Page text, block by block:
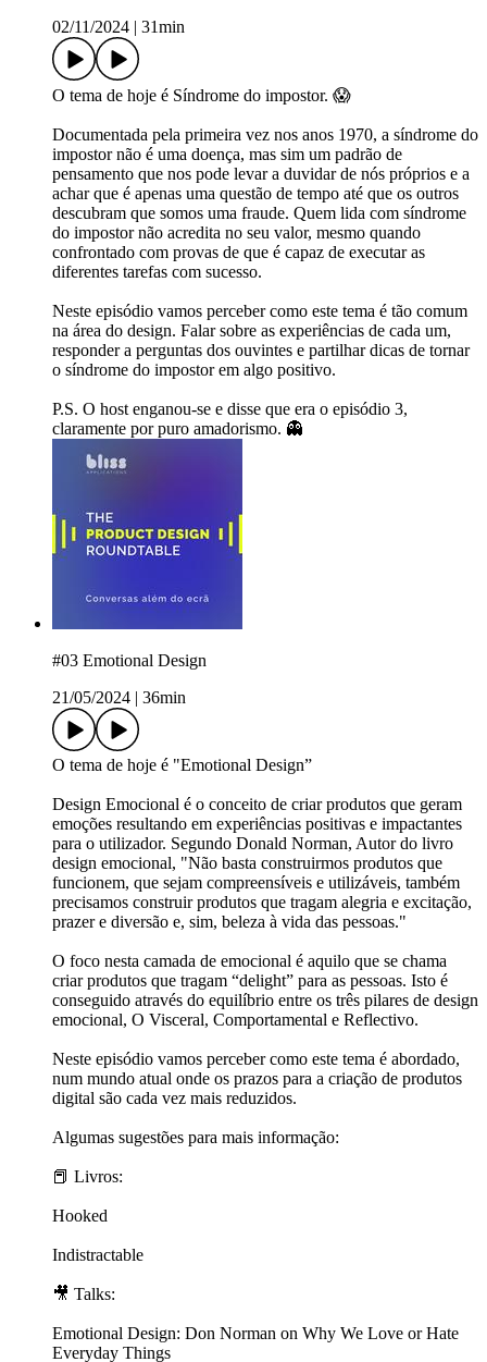
02/11/2024
31min
O tema de hoje é Síndrome do impostor. 😱
Documentada pela primeira vez nos anos 1970, a síndrome do
impostor não é uma doença, mas sim um padrão de
pensamento que nos pode levar a duvidar de nós próprios e a
achar que é apenas uma questão de tempo até que os outros
descubram que somos uma fraude. Quem lida com síndrome
do impostor não acredita no seu valor, mesmo quando
confrontado com provas de que é capaz de executar as
diferentes tarefas com sucesso.
Neste episódio vamos perceber como este tema é tão comum
na área do design. Falar sobre as experiências de cada um,
responder a perguntas dos ouvintes e partilhar dicas de tornar
o síndrome do impostor em algo positivo.
P.S. O host enganou-se e disse que era o episódio 3,
claramente por puro amadorismo. 👻
#03 Emotional Design
21/05/2024
36min
O tema de hoje é "Emotional Design”
Design Emocional é o conceito de criar produtos que geram
emoções resultando em experiências positivas e impactantes
para o utilizador. Segundo Donald Norman, Autor do livro
design emocional, "Não basta construirmos produtos que
funcionem, que sejam compreensíveis e utilizáveis, também
precisamos construir produtos que tragam alegria e excitação,
prazer e diversão e, sim, beleza à vida das pessoas."
O foco nesta camada de emocional é aquilo que se chama
criar produtos que tragam “delight” para as pessoas. Isto é
conseguido através do equilíbrio entre os três pilares de design
emocional, O Visceral, Comportamental e Reflectivo.
Neste episódio vamos perceber como este tema é abordado,
num mundo atual onde os prazos para a criação de produtos
digital são cada vez mais reduzidos.
Algumas sugestões para mais informação:
📕 Livros:
Hooked
Indistractable
🎥 Talks:
Emotional Design: Don Norman on Why We Love or Hate
Everyday Things